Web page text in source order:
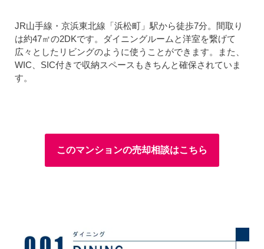
JR山手線・京浜東北線「浜松町」駅から徒歩7分。間取り
は約47㎡の2DKです。ダイニングルームと洋室を繋げて
広々としたリビングのように使うことができます。また、
WIC、SIC付きで収納スペースもきちんと確保されていま
す。
このマンションの売却相談はこちら